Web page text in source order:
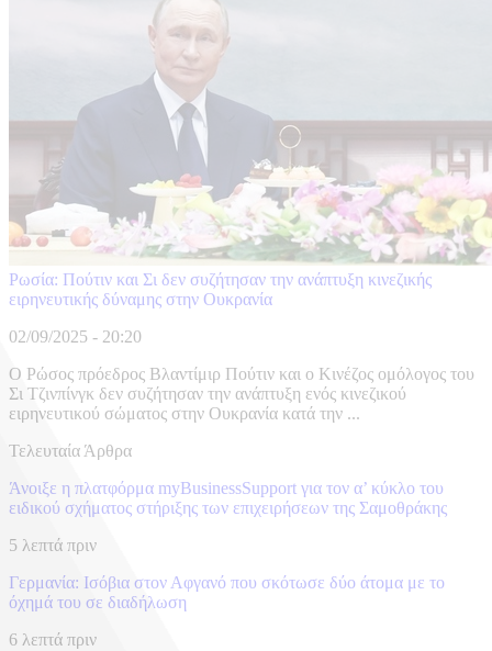
Ρωσία: Πούτιν και Σι δεν συζήτησαν την ανάπτυξη κινεζικής
ειρηνευτικής δύναμης στην Ουκρανία
02/09/2025 - 20:20
Ο Ρώσος πρόεδρος Βλαντίμιρ Πούτιν και ο Κινέζος ομόλογος του
Σι Τζινπίνγκ δεν συζήτησαν την ανάπτυξη ενός κινεζικού
ειρηνευτικού σώματος στην Ουκρανία κατά την ...
Τελευταία Άρθρα
Άνοιξε η πλατφόρμα myBusinessSupport για τον α’ κύκλο του
ειδικού σχήματος στήριξης των επιχειρήσεων της Σαμοθράκης
5 λεπτά πριν
Γερμανία: Ισόβια στον Αφγανό που σκότωσε δύο άτομα με το
όχημά του σε διαδήλωση
6 λεπτά πριν